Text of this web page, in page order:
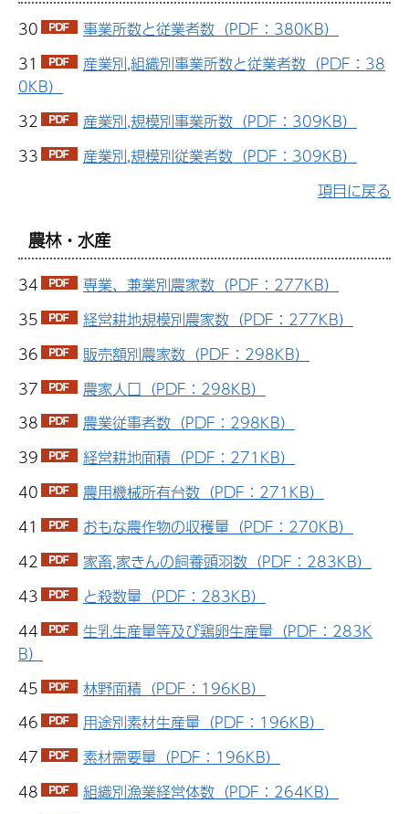
30
事業所数と従業者数（PDF：380KB）
31
産業別,組織別事業所数と従業者数（PDF：38
0KB）
32
産業別,規模別事業所数（PDF：309KB）
33
産業別,規模別従業者数（PDF：309KB）
項目に戻る
農林・水産
34
専業、兼業別農家数（PDF：277KB）
35
経営耕地規模別農家数（PDF：277KB）
36
販売額別農家数（PDF：298KB）
37
農家人口（PDF：298KB）
38
農業従事者数（PDF：298KB）
39
経営耕地面積（PDF：271KB）
40
農用機械所有台数（PDF：271KB）
41
おもな農作物の収穫量（PDF：270KB）
42
家畜,家きんの飼養頭羽数（PDF：283KB）
43
と殺数量（PDF：283KB）
44
生乳生産量等及び鶏卵生産量（PDF：283K
B）
45
林野面積（PDF：196KB）
46
用途別素材生産量（PDF：196KB）
47
素材需要量（PDF：196KB）
48
組織別漁業経営体数（PDF：264KB）